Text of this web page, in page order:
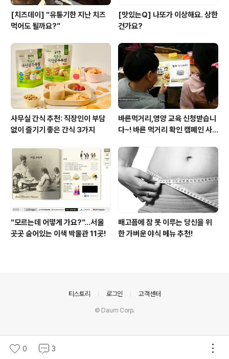
[치즈데이] “유통기한 지난 치즈
먹어도 될까요?”
[맛있는Q] 나또가 이상해요. 상한
건가요?
사무실 간식 추천: 직장인이 부담
없이 즐기기 좋은 간식 3가지
바른먹거리,영양 교육 신청받습니
다~! 바른 먹거리 확인 캠페인 사
“모르는데 어떻게 가요?”...서울
곳곳 숨어있는 이색 박물관 11곳!
배고픔에 잠 못 이루는 당신을 위
한 가벼운 야식 메뉴 추천!
0 3
티스토리 로그인 고객센터
© Daum Corp.